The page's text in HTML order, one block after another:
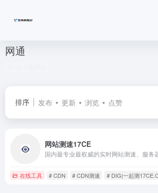
网通
排序 发布 更新 浏览 点赞
网站测速17CE
在线工具 # CDN # CDN测速 # DIG|一起测